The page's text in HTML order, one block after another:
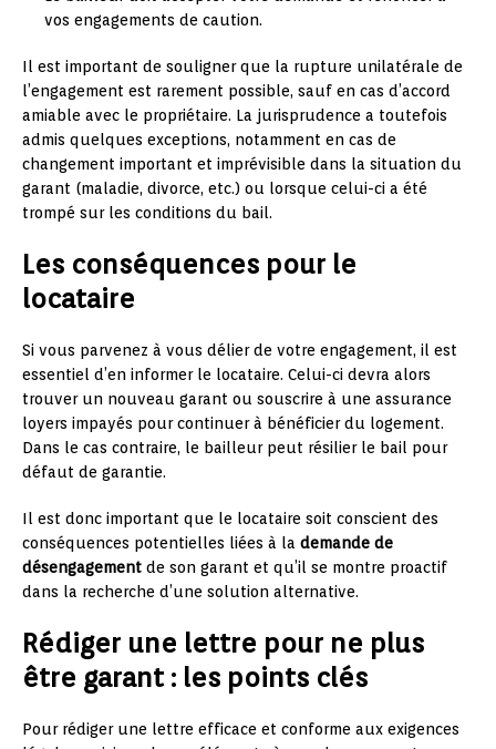
vos engagements de caution.
Il est important de souligner que la rupture unilatérale de
l’engagement est rarement possible, sauf en cas d’accord
amiable avec le propriétaire. La jurisprudence a toutefois
admis quelques exceptions, notamment en cas de
changement important et imprévisible dans la situation du
garant (maladie, divorce, etc.) ou lorsque celui-ci a été
trompé sur les conditions du bail.
Les conséquences pour le
locataire
Si vous parvenez à vous délier de votre engagement, il est
essentiel d’en informer le locataire. Celui-ci devra alors
trouver un nouveau garant ou souscrire à une assurance
loyers impayés pour continuer à bénéficier du logement.
Dans le cas contraire, le bailleur peut résilier le bail pour
défaut de garantie.
Il est donc important que le locataire soit conscient des
conséquences potentielles liées à la demande de
désengagement de son garant et qu’il se montre proactif
dans la recherche d’une solution alternative.
Rédiger une lettre pour ne plus
être garant : les points clés
Pour rédiger une lettre efficace et conforme aux exigences